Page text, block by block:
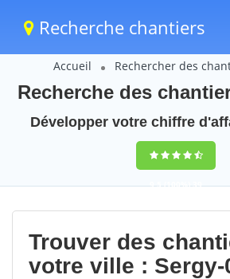
Recherche chantiers
Accueil Rechercher des
Recherche des
Développer votre chiffre
9,5(100%)39
votes
Trouver des
votre ville : Sergy-